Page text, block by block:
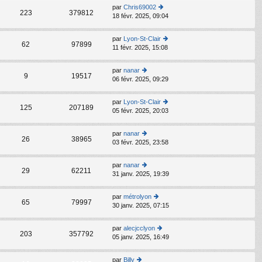
le
d
er
ni
er
e
s
s
e
223 379812
par Chris69002
o
ult
er
le
er
er
m
e
s
a
e
18 févr. 2025, 09:04
62 97899
par Lyon-St-Clair
o
er
le
d
er
er
e
s
a
e
11 févr. 2025, 15:08
9 19517
par nanar
o
ult
er
le
d
er
er
m
e
s
a
e
06 févr. 2025, 09:29
125 207189
par Lyon-St-Clair
o
er
le
er
er
e
s
a
e
05 févr. 2025, 20:03
26 38965
par nanar
o
ult
er
le
d
er
er
m
e
s
03 févr. 2025, 23:58
29 62211
par nanar
o
ult
er
le
d
er
er
31 janv. 2025, 19:39
65 79997
par métrolyon
o
ult
er
le
30 janv. 2025, 07:15
203 357792
par alecjcclyon
o
05 janv. 2025, 16:49
par Billy